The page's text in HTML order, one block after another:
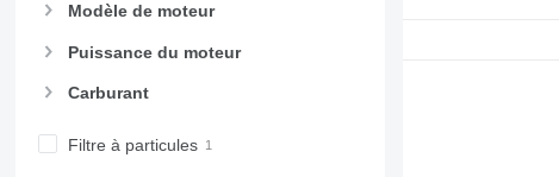
Modèle de moteur
Puissance du moteur
Carburant
Filtre à particules